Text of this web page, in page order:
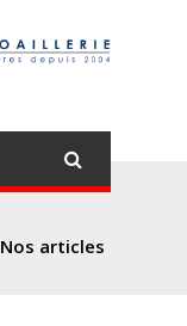
Nos articles